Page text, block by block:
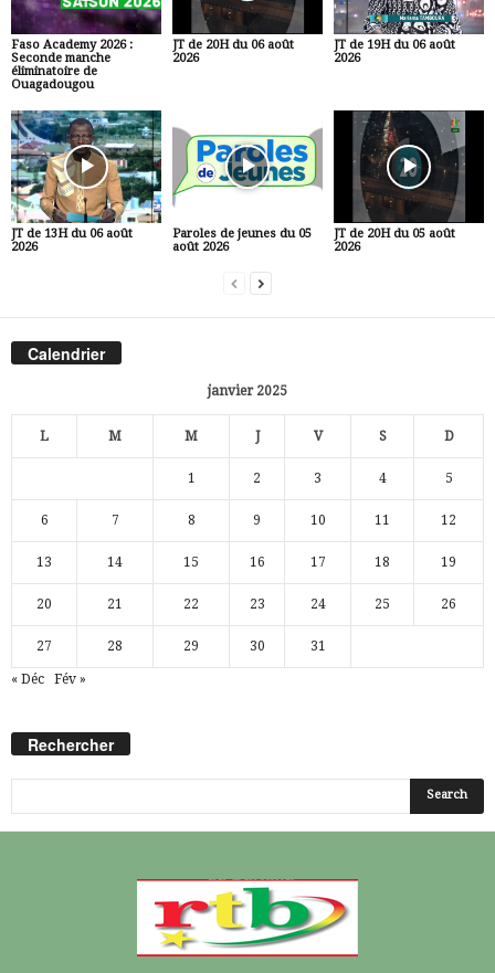
Faso Academy 2026 :
Seconde manche
éliminatoire de
Ouagadougou
JT de 20H du 06 août
2026
JT de 19H du 06 août
2026
JT de 13H du 06 août
2026
Paroles de jeunes du 05
août 2026
JT de 20H du 05 août
2026
Calendrier
janvier 2025
L M M J V S D
1 2 3 4 5
6 7 8 9 10 11 12
13 14 15 16 17 18 19
20 21 22 23 24 25 26
27 28 29 30 31
« Déc Fév »
Rechercher